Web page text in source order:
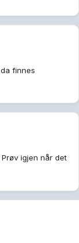
finnes
igjen når det